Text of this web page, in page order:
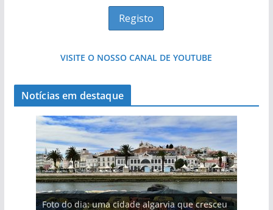
VISITE O NOSSO CANAL DE YOUTUBE
Notícias em destaque
Foto do dia: uma cidade algarvia que cresceu
Milagre da água. Fontes emblemáticas do
Tempestades roubam areia de praias e põem
Tapas do mar a 3 euros cada. Nova rota
Projeto milionário: investimento de 108
milhões de euros na construção de dois